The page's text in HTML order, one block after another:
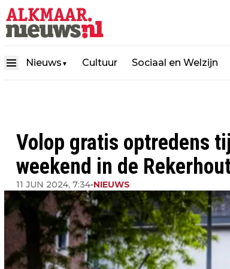
Nieuws ▼ Cultuur Sociaal en Welzijn
Volop gratis optredens
weekend in de
11 JUN 2024, 7:34•NIEUWS